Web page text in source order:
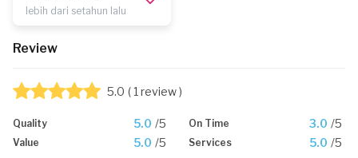
lebih dari setahun lalu
Review
5.0 ( 1 review )
Quality 5.0 /5 On Time 3.0 /5
Value 5.0 /5 Services 5.0 /5